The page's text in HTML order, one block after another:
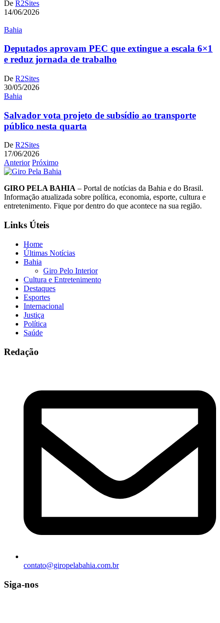
De R2Sites
14/06/2026
Bahia
Deputados aprovam PEC que extingue a escala 6×1
e reduz jornada de trabalho
De R2Sites
30/05/2026
Bahia
Salvador vota projeto de subsídio ao transporte
público nesta quarta
De R2Sites
17/06/2026
Anterior Próximo
GIRO PELA BAHIA – Portal de notícias da Bahia e do Brasil.
Informação atualizada sobre política, economia, esporte, cultura e
entretenimento. Fique por dentro do que acontece na sua região.
Links Úteis
Home
Últimas Notícias
Bahia
Giro Pelo Interior
Cultura e Entretenimento
Destaques
Esportes
Internacional
Justiça
Política
Saúde
Redação
contato@giropelabahia.com.br
Siga-nos